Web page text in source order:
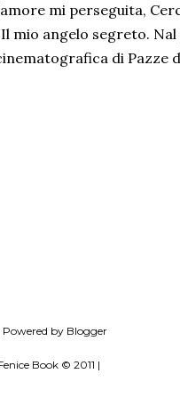
mi perseguita,
mio angelo segreto. Nal
di Pazze
Powered by Blogger
Book © 2011 |